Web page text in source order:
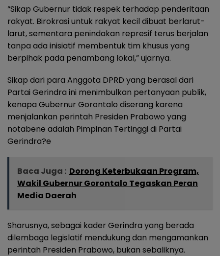
“Sikap Gubernur tidak respek terhadap penderitaan
rakyat. Birokrasi untuk rakyat kecil dibuat berlarut-
larut, sementara penindakan represif terus berjalan
tanpa ada inisiatif membentuk tim khusus yang
berpihak pada penambang lokal,” ujarnya.
Sikap dari para Anggota DPRD yang berasal dari
Partai Gerindra ini menimbulkan pertanyaan publik,
kenapa Gubernur Gorontalo diserang karena
menjalankan perintah Presiden Prabowo yang
notabene adalah Pimpinan Tertinggi di Partai
Gerindra?e
Baca Juga : Dorong Keterbukaan Program,
Wakil Gubernur Gorontalo Tegaskan Peran
Media Daerah
Sharusnya, sebagai kader Gerindra yang berada
dilembaga legislatif mendukung dan mengamankan
perintah Presiden Prabowo, bukan sebaliknya.